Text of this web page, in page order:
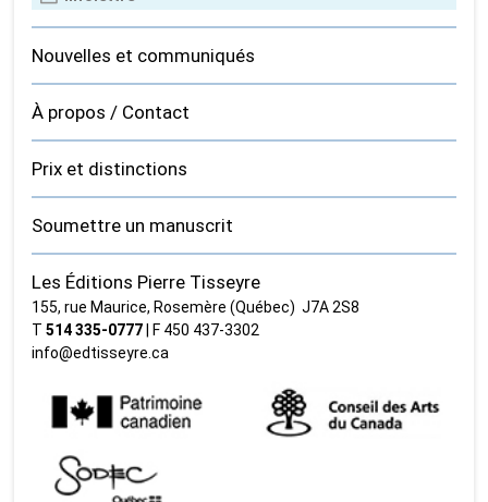
Nouvelles et communiqués
À propos / Contact
Prix et distinctions
Soumettre un manuscrit
Les Éditions Pierre Tisseyre
155, rue Maurice, Rosemère (Québec) J7A 2S8
T514 335‑0777 | F 450 437‑3302
info@edtisseyre.ca